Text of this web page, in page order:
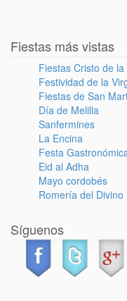
Fiestas más vistas
Fiestas Cristo de la
Festividad de la
Fiestas de San
Día de Melilla
Sanfermines
La Encina
Festa
Eid al Adha
Mayo cordobés
Romería del Divino
Síguenos